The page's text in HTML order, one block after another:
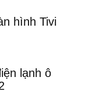
hình Tivi
lạnh ô